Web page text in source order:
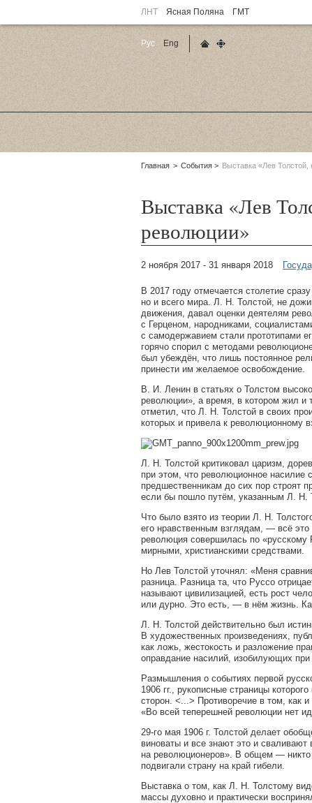
ЛНТ Ясная Поляна ГМТ
Родительские
Главная События Выставка «Лев Толстой,
Выставка «Лев
революции»
2 ноября 2017 - 31 января 2018
В 2017 году отмечается столетие
но и всего мира. Л. Н. Толстой, не
движения, давал оценки деятелям
с Герценом, народниками,
с самодержавием стали прототипами
горячо спорил с методами
был убеждён, что лишь постоянное
принести им желаемое освобождение.
В. И. Ленин в статьях о Толстом
революции», а время, в котором жил и
отметил, что Л. Н. Толстой в своих
которых и привела к революционному
Л. Н. Толстой критиковал царизм,
при этом, что революционное насилие
предшественникам до сих пор строят
если бы пошло путём, указанным Л. Н.
Что было взято из теории Л. Н.
его нравственным взглядам, — всё
революция совершилась по
мирными, христианскими средствами.
Но Лев Толстой уточнял: «Меня
разница. Разница та, что Руссо
называют цивилизацией, есть рост
или дурно. Это есть, — в нём жизнь.
Л. Н. Толстой действительно был
В художественных произведениях,
как ложь, жестокость и разложение
оправдание насилий, изобилующих при
Размышления о событиях первой
1906 гг., рукописные страницы
сторон. <...> Противоречие в том, как
«Во всей теперешней революции нет
29-го мая 1906 г. Толстой делает
виноваты и все знают это и сваливают
на революционеров». В общем — никто
подвигали страну на край гибели.
Выставка о том, как Л. Н. Толстому
массы духовно и практически
Рус
Eng